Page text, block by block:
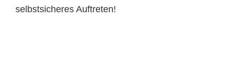
selbstsicheres Auftreten!